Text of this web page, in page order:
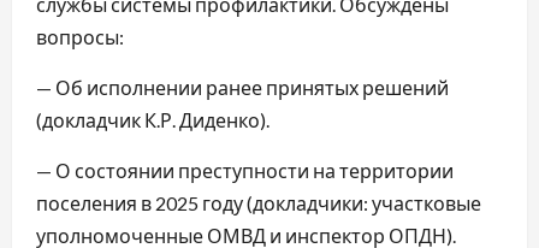
вопросы:
— Об исполнении ранее принятых решений
(докладчик К.Р. Диденко).
— О состоянии преступности на территории
поселения в 2025 году (докладчики: участковые
уполномоченные ОМВД и инспектор ОПДН).